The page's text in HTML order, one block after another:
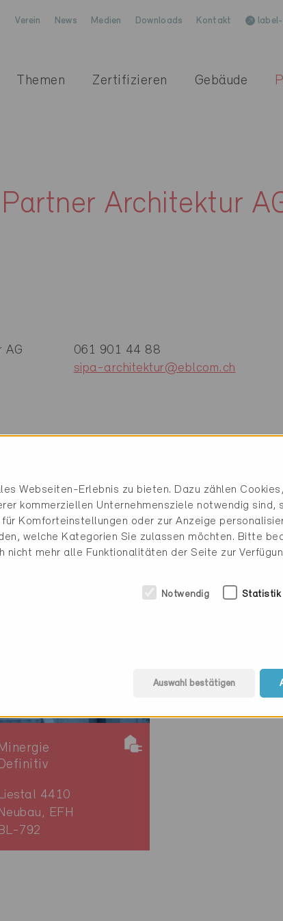
Verein News Medien Downloads Kontakt label-
Themen Zertifizieren Gebäude
Architektur
AG
061 901 44 88
sipa-architektur@eblcom.ch
Liestal 4410
Neubau, EFH
BL-792
Webseiten-Erlebnis zu bieten. Dazu zählen
kommerziellen Unternehmensziele notwendig sind,
Komforteinstellungen oder zur Anzeige
welche Kategorien Sie zulassen möchten. Bitte
nicht mehr alle Funktionalitäten der Seite zur
Notwendig Statistik
Auswahl bestätigen